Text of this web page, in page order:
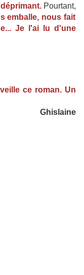
Pourtant,
emballe, nous fait
Je l'ai lu d'une
ce roman. Un
Ghislaine